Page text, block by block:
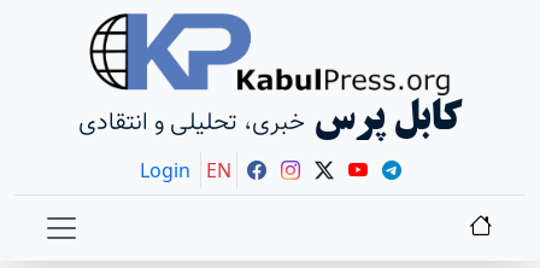
کابل پرس خبری، تحلیلی و انتقادی
Login EN